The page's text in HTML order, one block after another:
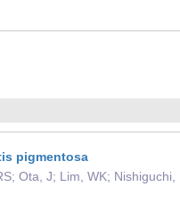
pigmentosa
Ota, J; Lim, WK; Nishiguchi,